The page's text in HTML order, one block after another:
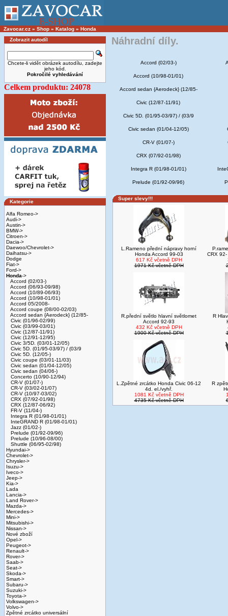
Zavocar.cz » Shop » Katalog » Honda
Zobrazit autodíl
Chcete-li vidět obrázek autodílu, zadejte
jeho kód.
Pokročilé vyhledávání
Celkem produktu: 24078
Kategorie
Alfa Romeo->
Audi->
Austin->
BMW->
Citroen->
Dacia->
Daewoo/Chevrolet->
Daihatsu->
Dodge
Fiat->
Ford->
Honda->
Accord (02/03-)
Accord (06/93-09/98)
Accord (10/89-06/93)
Accord (10/98-01/01)
Accord 05/2008-
Accord coupe (08/00-02/03)
Accord sedan {Aerodeck} (12/85-
Civic (01/96-02/99)
Civic (03/99-03/01)
Civic (12/87-11/91)
Civic (12/91-12/95)
Civic 3/5D. (03/01-12/05)
Civic 5D. (01/95-03/97) / (03/9
Civic 5D. (12/05-)
Civic coupe (03/01-11/03)
Civic sedan (01/04-12/05)
Civic sedan (04/06-)
Concerto (10/90-12/94)
CR-V (01/07-)
CR-V (03/02-01/07)
CR-V (10/97-03/02)
CRX (07/92-01/98)
CRX (12/87-06/92)
FR-V (11/04-)
Integra R (01/98-01/01)
InteGRAND R (01/98-01/01)
Jazz (01/02-)
Prelude (01/92-09/96)
Prelude (10/96-08/00)
Shuttle (06/95-02/98)
Hyundai->
Chevrolet->
Chrysler->
Isuzu->
Iveco->
Jeep->
Kia->
Lada
Lancia->
Land Rover->
Mazda->
Mercedes->
Mini->
Mitsubishi->
Nissan->
Nové zboží
Opel->
Peugeot->
Renault->
Rover->
Saab->
Seat->
Skoda->
Smart->
Subaru->
Suzuki->
Toyota->
Volkswagen->
Volvo->
Zpětné zrcátko universální
Náhradní díly.
Accord (02/03-)
Accord (10/98-01/01)
Accord sedan {Aerodeck} (12/85-
Civic (12/87-11/91)
Civic 5D. (01/95-03/97) / (03/9
Civic sedan (01/04-12/05)
CR-V (01/07-)
CRX (07/92-01/98)
Integra R (01/98-01/01)
Prelude (01/92-09/96)
Super slevy!!!
L.Rameno přední nápravy horní
Honda Accord 99-03
617 Kč včetně DPH
1971 Kč včetně DPH
CRX
R.přední světlo hlavní světlomet
Accord 92-93
432 Kč včetně DPH
1900 Kč včetně DPH
R
L.Zpětné zrcátko Honda Civic 06-12
4d. el./vyhř.
1081 Kč včetně DPH
4735 Kč včetně DPH
R